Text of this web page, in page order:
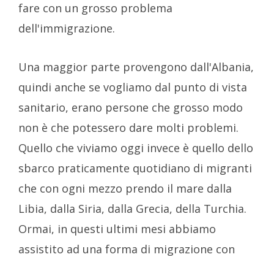
fare con un grosso problema
dell'immigrazione.
Una maggior parte provengono dall'Albania,
quindi anche se vogliamo dal punto di vista
sanitario, erano persone che grosso modo
non è che potessero dare molti problemi.
Quello che viviamo oggi invece è quello dello
sbarco praticamente quotidiano di migranti
che con ogni mezzo prendo il mare dalla
Libia, dalla Siria, dalla Grecia, della Turchia.
Ormai, in questi ultimi mesi abbiamo
assistito ad una forma di migrazione con